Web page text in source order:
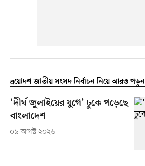
ত্রয়োদশ জাতীয় সংসদ নির্বাচন নিয়ে আরও পড়ুন
‘দীর্ঘ জুলাইয়ের যুগে’ ঢুকে পড়েছে
বাংলাদেশ
০৯ আগস্ট ২০২৬